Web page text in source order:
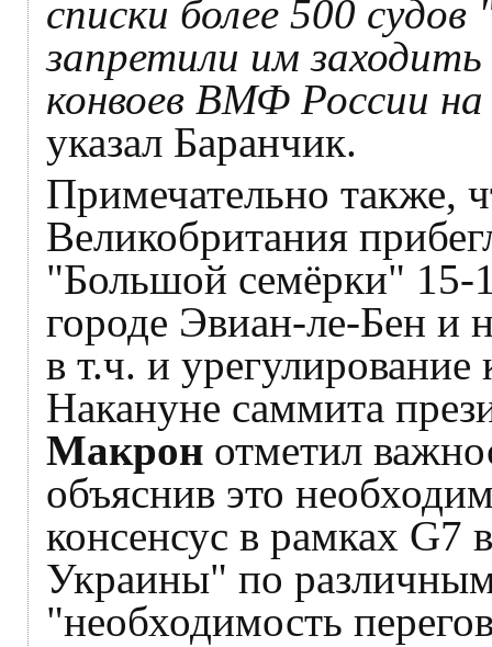
списки более 500
запретили им
конвоев ВМФ России
указал Баранчик.
Примечательно также,
Великобритания
"Большой семёрки" 15-
городе Эвиан-ле-Бен и
в т.ч. и
Накануне саммита
Макрон отметил
объяснив это
консенсус в рамках G7
Украины" по
"необходимость